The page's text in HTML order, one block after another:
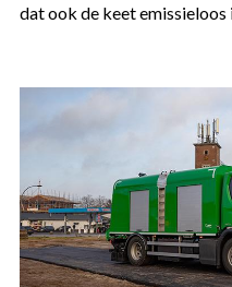
dat ook de keet emissieloos